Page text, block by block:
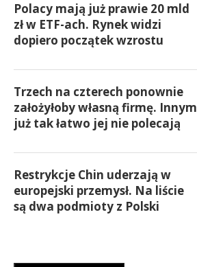
Polacy mają już prawie 20 mld
zł w ETF-ach. Rynek widzi
dopiero początek wzrostu
Trzech na czterech ponownie
założyłoby własną firmę. Innym
już tak łatwo jej nie polecają
Restrykcje Chin uderzają w
europejski przemysł. Na liście
są dwa podmioty z Polski